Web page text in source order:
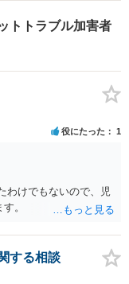
トトラブル加害者
役にたった 1
わけでもないので、児
。
する相談